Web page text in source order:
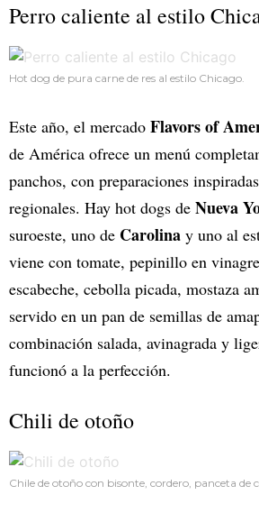
Perro caliente al estilo
Hot dog de pura carne de res al estilo Chicago.
Este año, el mercado Flavors of
de América ofrece un menú
panchos, con preparaciones
regionales. Hay hot dogs de Nueva
suroeste, uno de Carolina y uno al
viene con tomate, pepinillo en
escabeche, cebolla picada, mostaza
servido en un pan de semillas de
combinación salada, avinagrada y
funcionó a la perfección.
Chili de otoño
Chile de otoño con bisonte, cordero, panceta de